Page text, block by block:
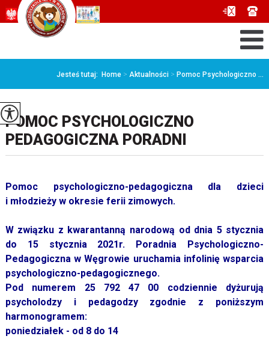
Jesteś tutaj: Home > Aktualności > Pomoc Psychologiczno ...
POMOC PSYCHOLOGICZNO
PEDAGOGICZNA PORADNI
Pomoc psychologiczno-pedagogiczna dla dzieci
i młodzieży w okresie ferii zimowych.
W związku z kwarantanną narodową od dnia 5 stycznia
do 15 stycznia 2021r. Poradnia Psychologiczno-
Pedagogiczna w Węgrowie uruchamia infolinię wsparcia
psychologiczno-pedagogicznego.
Pod numerem 25 792 47 00 codziennie dyżurują
psycholodzy i pedagodzy zgodnie z poniższym
harmonogramem:
poniedziałek - od 8 do 14